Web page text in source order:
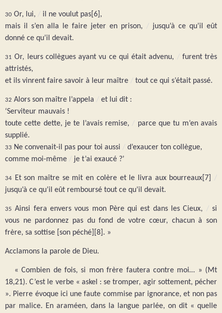
30 Or, lui,
il ne voulut pas[6],
mais il s’en alla le faire jeter en prison,
jusqu’à ce qu’il eût
donné ce qu’il devait.
31 Or, leurs collègues ayant vu ce qui était advenu,
furent très
attristés,
et ils vinrent faire savoir à leur maître
tout ce qui s’était passé.
32 Alors son maître l’appela
et lui dit :
‘Serviteur mauvais !
toute cette dette, je te l’avais remise,
parce que tu m’en avais
supplié.
33 Ne convenait-il pas pour toi aussi
d’exaucer ton collègue,
comme moi-même
je t’ai exaucé ?’
34 Et son maître se mit en colère et le livra aux bourreaux[7]
jusqu’à ce qu’il eût remboursé tout ce qu’il devait.
35 Ainsi fera envers vous mon Père qui est dans les Cieux,
si
vous ne pardonnez pas du fond de votre cœur, chacun à son
frère, sa sottise [son péché][8]. »
Acclamons la parole de Dieu.
« Combien de fois, si mon frère fautera contre moi… » (Mt
18,21). C’est le verbe « askel : se tromper, agir sottement, pécher
». Pierre évoque ici une faute commise par ignorance, et non pas
par malice. En araméen, dans la langue parlée, on dit « quelle